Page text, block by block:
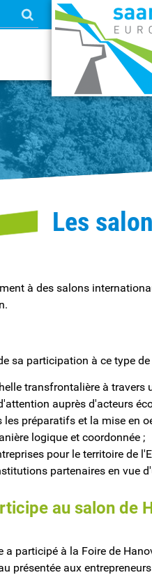
Les
à des salons
sa participation à ce type
transfrontalière à travers
auprès d'acteurs
préparatifs et la mise en
logique et coordonnée ;
pour le territoire de
partenaires en vue
au salon de
a participé à la Foire de
présentée aux